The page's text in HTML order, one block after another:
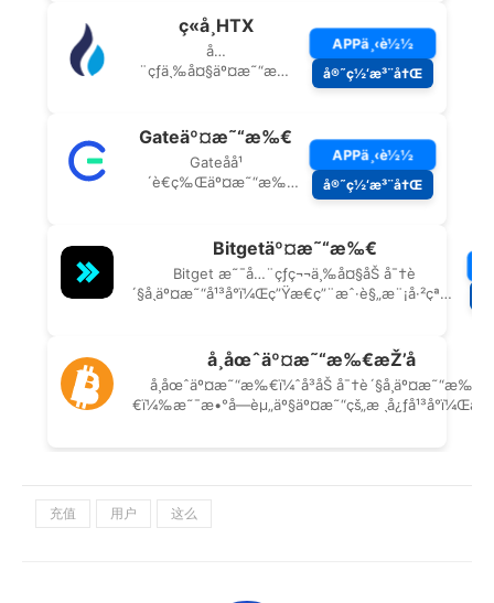
充值 用户 这么